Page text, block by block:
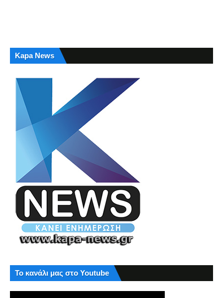
Kapa News
Το κανάλι μας στο Youtube